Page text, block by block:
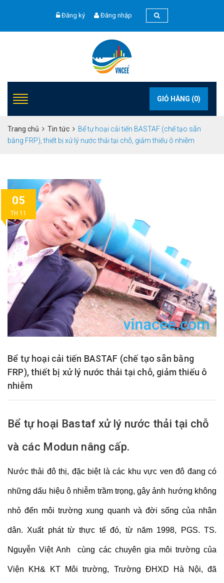
Đăng ký Đăng nhập
GIỎ HÀNG (0)
Trang chủ Tin tức
Bể tự hoại cải tiến BASTAF (chế tạo sẵn
bằng FRP), thiết bị xử lý nước thải tại chỗ, giảm thiếu ô nhiễm
05
TH 11
Bể tự hoại cải tiến BASTAF (chế tạo sẵn bằng
FRP), thiết bị xử lý nước thải tại chỗ, giảm thiếu ô
nhiễm
Bể tự hoại Bastaf xử lý nước thải tại chỗ
và các Modun nâng cấp.
Nước thải đô thị, đặc biệt là các khu vực ven đô đang có
những dấu hiệu ô nhiễm trầm trọng, gây ảnh hướng không
nhỏ đến môi trường xung quanh và đời sống của nhân
dân. Xuất phát từ thực tế đó, từ năm 1998, PGS. TS.
Nguyễn Việt Anh cùng các chuyên gia môi trường của
Viện KH& KT Môi trường, Trường ĐHXD Hà Nội, đã